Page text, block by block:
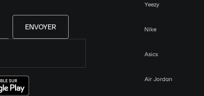
ENVOYER
Yeezy
Nike
Asics
Air Jordan